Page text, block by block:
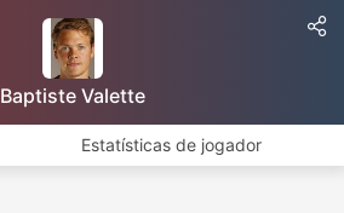
Baptiste Valette
Estatísticas de jogador